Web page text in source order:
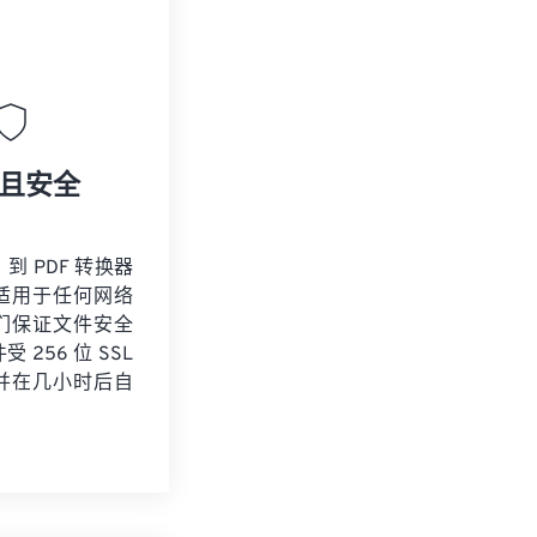
安全
到 PDF 转换器
用于任何网络
保证文件安全
受 256 位 SSL
在几小时后自